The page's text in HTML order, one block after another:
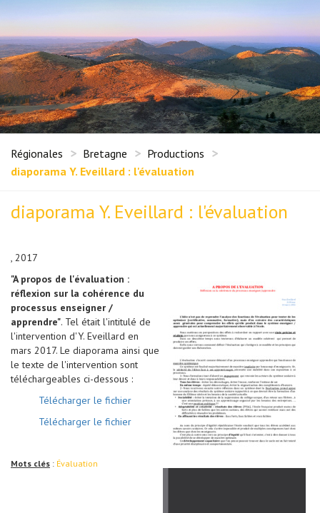
Régionales Bretagne
Productions
diaporama Y. Eveillard : l'évaluation
diaporama Y. Eveillard : l'évaluation
, 2017
"A propos de l'évaluation :
réflexion sur la cohérence du
processus enseigner /
apprendre". Tel était l'intitulé de
l'intervention d'Y. Eveillard en
mars 2017. Le diaporama ainsi que
le texte de l'intervention sont
téléchargeables ci-dessous :
Télécharger le fichier
Télécharger le fichier
Mots clés : Évaluation